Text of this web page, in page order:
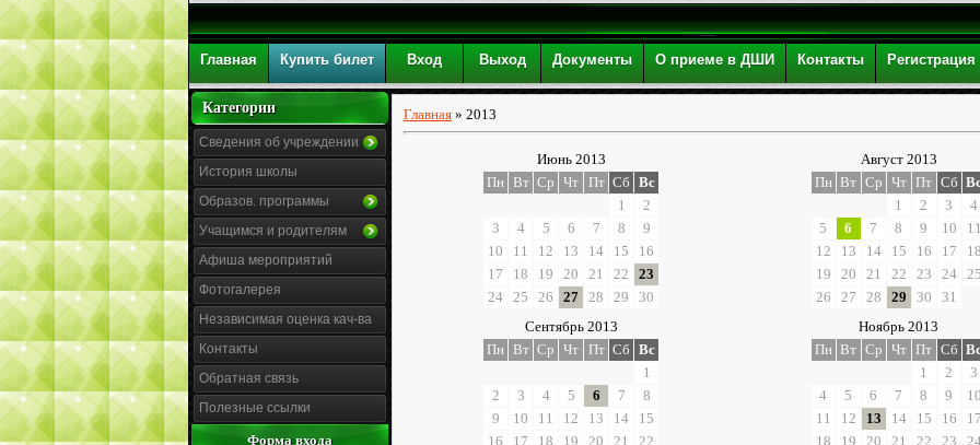
Главная Купить билет Вход Выход Документы О приеме в ДШИ Контакты Регистрация
Категории
Сведения об учреждении
История школы
Образов. программы
Учащимся и родителям
Афиша мероприятий
Фотогалерея
Независимая оценка кач-ва
Контакты
Обратная связь
Полезные ссылки
Форма входа
Главная » 2013
Июнь 2013
Пн Вт Ср Чт Пт Сб Вс
1
2
3
4 5 6 7 8
9
10
11 12 13 14 15
16
17
18 19 20 21 22
23
24 25 26 27 28 29 30
Август 2013
Пн Вт Ср Чт Пт Сб
1
2 3
4
5
6 7 8 9 10
11
12
13 14 15 16 17
18
19
20 21 22 23 24
25
26
27 28 29 30
31
Сентябрь 2013
Пн Вт Ср Чт Пт Сб Вс
1
2
3 4 5 6 7
8
9
10 11 12 13 14
15
16
17 18 19 20 21
22
Ноябрь 2013
Пн Вт Ср Чт Пт Сб
1
2
3
4
5 6 7 8 9
10
11
12 13 14 15 16
17
18
19 20 21 22 23